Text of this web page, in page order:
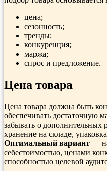
цена;
сезонность;
тренды;
конкуренция;
маржа;
спрос и предложение.
Цена товара
Цена товара должна быть
обеспечивать достаточную
забывать о дополнительных
хранение на складе,
Оптимальный вариант —
себестоимостью, ценами
способностью целевой